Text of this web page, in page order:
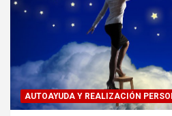
AUTOAYUDA Y REALIZACIÓN